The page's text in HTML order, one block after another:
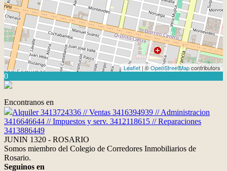
Leaflet | ©OpenStreetMapcontributors
0
Encontranos en
Alquiler 3413724336 // Ventas 3416394939 // Administracion
3416646644 // Impuestos y serv. 3412118615 // Reparaciones
3413886449
JUNIN 1320 - ROSARIO
Somos miembro del Colegio de Corredores Inmobiliarios de
Rosario.
Seguinos en